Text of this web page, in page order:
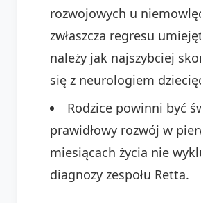
rozwojowych u
zwłaszcza regresu
należy jak najszybciej
się z neurologiem
Rodzice powinni być
prawidłowy rozwój w
miesiącach życia nie
diagnozy zespołu Retta.